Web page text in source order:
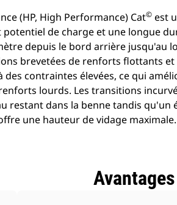
(HP, High Performance) Cat© est
de charge et une longue
depuis le bord arrière jusqu'au
brevetées de renforts flottants
des contraintes élevées, ce qui
lourds. Les transitions
restant dans la benne tandis qu'un
une hauteur de vidage maximale.
Avantages